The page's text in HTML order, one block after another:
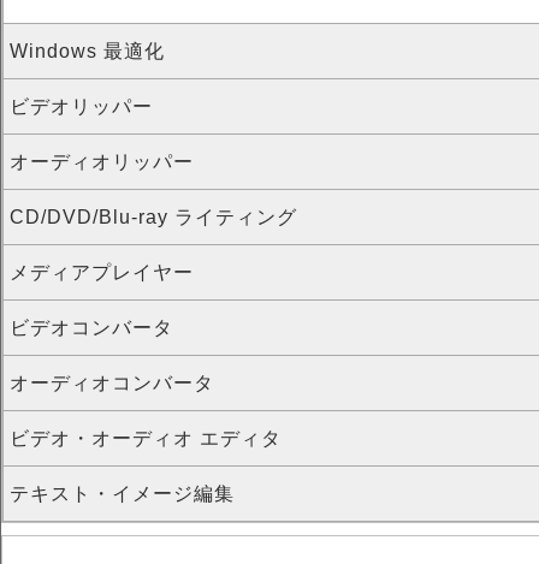
Windows 最適化
ビデオリッパー
オーディオリッパー
CD/DVD/Blu-ray ライティング
メディアプレイヤー
ビデオコンバータ
オーディオコンバータ
ビデオ・オーディオ エディタ
テキスト・イメージ編集